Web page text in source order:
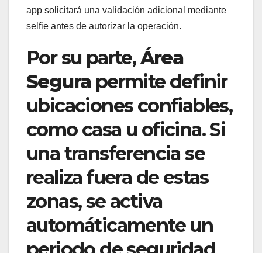
app solicitará una validación adicional mediante
selfie antes de autorizar la operación.
Por su parte,Área
Segurapermite definir
ubicaciones confiables,
como casa u oficina. Si
una transferencia se
realiza fuera de estas
zonas, se activa
automáticamente un